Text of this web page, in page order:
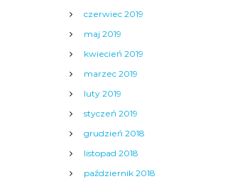
czerwiec 2019
maj 2019
kwiecień 2019
marzec 2019
luty 2019
styczeń 2019
grudzień 2018
listopad 2018
październik 2018